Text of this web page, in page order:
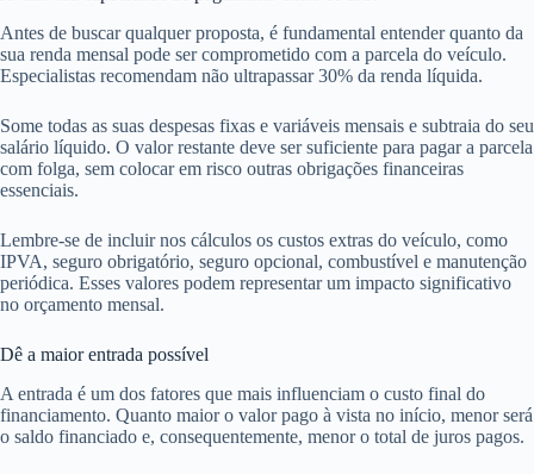
Antes de buscar qualquer proposta, é fundamental entender quanto da
sua renda mensal pode ser comprometido com a parcela do veículo.
Especialistas recomendam não ultrapassar 30% da renda líquida.
Some todas as suas despesas fixas e variáveis mensais e subtraia do seu
salário líquido. O valor restante deve ser suficiente para pagar a parcela
com folga, sem colocar em risco outras obrigações financeiras
essenciais.
Lembre-se de incluir nos cálculos os custos extras do veículo, como
IPVA, seguro obrigatório, seguro opcional, combustível e manutenção
periódica. Esses valores podem representar um impacto significativo
no orçamento mensal.
Dê a maior entrada possível
A entrada é um dos fatores que mais influenciam o custo final do
financiamento. Quanto maior o valor pago à vista no início, menor será
o saldo financiado e, consequentemente, menor o total de juros pagos.